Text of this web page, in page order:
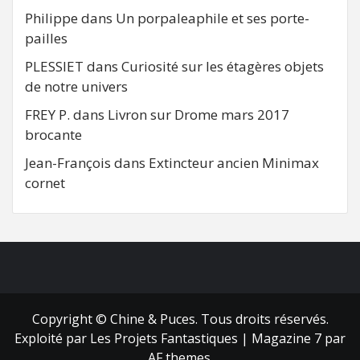
Philippe dans Un porpaleaphile et ses porte-
pailles
PLESSIET dans Curiosité sur les étagères objets
de notre univers
FREY P. dans Livron sur Drome mars 2017
brocante
Jean-François dans Extincteur ancien Minimax
cornet
Copyright © Chine & Puces. Tous droits réservés.
Exploité par Les Projets Fantastiques | Magazine 7 par